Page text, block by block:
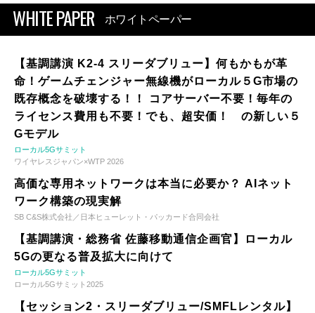
WHITE PAPER ホワイトペーパー
【基調講演 K2-4 スリーダブリュー】何もかもが革
命！ゲームチェンジャー無線機がローカル５G市場の
既存概念を破壊する！！ コアサーバー不要！毎年の
ライセンス費用も不要！でも、超安価！ の新しい５
Gモデル
ローカル5Gサミット
ワイヤレスジャパン×WTP 2026
高価な専用ネットワークは本当に必要か？ AIネット
ワーク構築の現実解
SB C&S株式会社／日本ヒューレット・パッカード合同会社
【基調講演・総務省 佐藤移動通信企画官】ローカル
5Gの更なる普及拡大に向けて
ローカル5Gサミット
ローカル5Gサミット2025
【セッション2・スリーダブリュー/SMFLレンタル】